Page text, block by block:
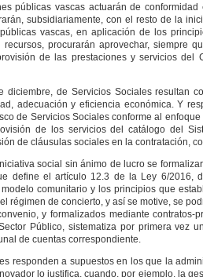
públicas vascas actuarán de
subsidiariamente, con el resto de la
vascas, en aplicación de los
procurarán aprovechar, siempre
de las prestaciones y servicios del
de Servicios Sociales resultan
adecuación y eficiencia económica. Y
de Servicios Sociales conforme al
de los servicios del catálogo del
de cláusulas sociales en la contratación,
social sin ánimo de lucro se
define el artículo 12.3 de la Ley 6/2016,
comunitario y los principios que
régimen de concierto, y así se motive, se
y formalizados mediante
Público, sistematiza por primera vez
de cuentas correspondiente.
responden a supuestos en los que la
lo justifica, cuando, por ejemplo, la